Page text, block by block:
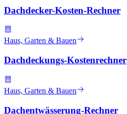
Dachdecker-Kosten-Rechner
Haus, Garten & Bauen
Dachdeckungs-Kostenrechner
Haus, Garten & Bauen
Dachentwässerung-Rechner